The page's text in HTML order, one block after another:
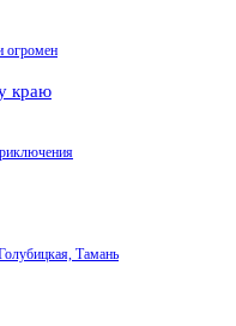
огромен
краю
Тамань